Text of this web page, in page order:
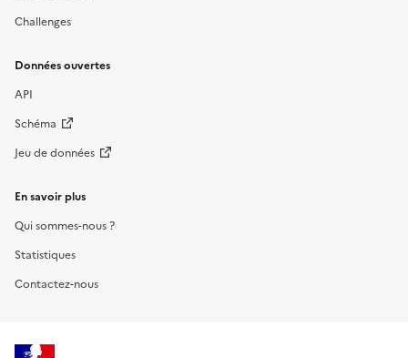
Challenges
Données ouvertes
API
Schéma
Jeu de données
En savoir plus
Qui sommes-nous ?
Statistiques
Contactez-nous